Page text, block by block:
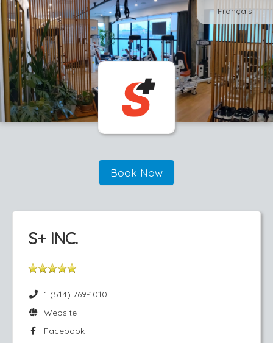
Français
Book Now
S+ INC.
1 (514) 769-1010
Website
Facebook